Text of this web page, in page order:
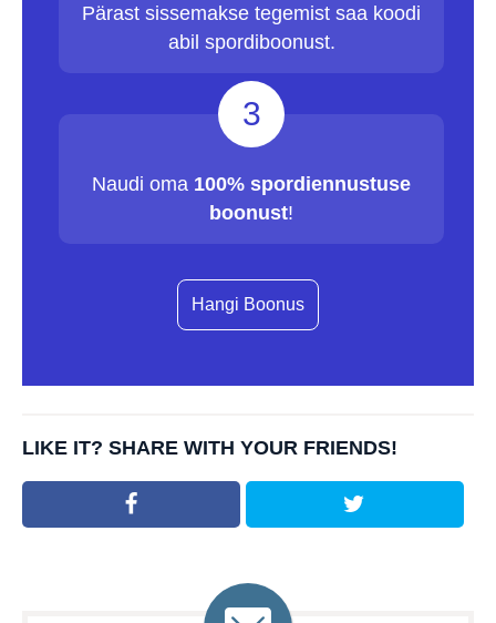
Pärast sissemakse tegemist saa koodi
abil spordiboonust.
3
Naudi oma 100% spordiennustuse
boonust!
Hangi Boonus
LIKE IT? SHARE WITH YOUR FRIENDS!